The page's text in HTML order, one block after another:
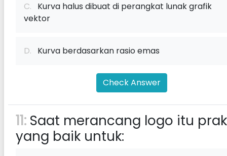
C. Kurva halus dibuat di perangkat lunak grafik
vektor
D. Kurva berdasarkan rasio emas
Check Answer
11: Saat merancang logo itu
yang baik untuk: